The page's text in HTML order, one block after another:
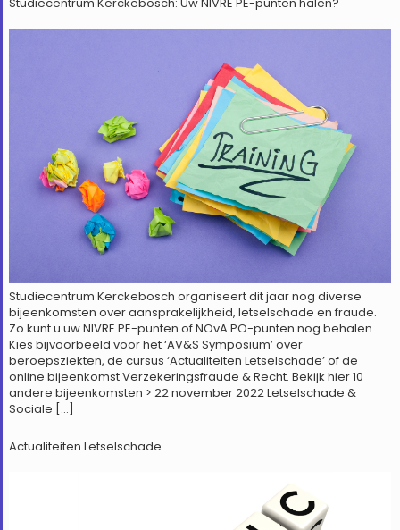
Studiecentrum Kerckebosch organiseert dit jaar nog diverse
bijeenkomsten over aansprakelijkheid, letselschade en fraude.
Zo kunt u uw NIVRE PE-punten of NOvA PO-punten nog behalen.
Kies bijvoorbeeld voor het ‘AV&S Symposium’ over
beroepsziekten, de cursus ‘Actualiteiten Letselschade’ of de
online bijeenkomst Verzekeringsfraude & Recht. Bekijk hier 10
andere bijeenkomsten > 22 november 2022 Letselschade &
Sociale […]
Actualiteiten Letselschade